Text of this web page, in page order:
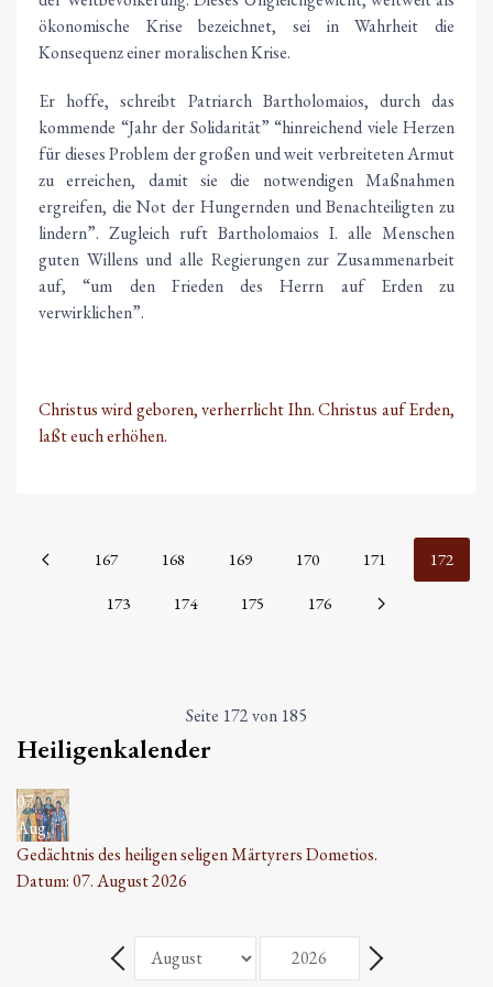
ökonomische Krise bezeichnet, sei in Wahrheit die
Konsequenz einer moralischen Krise.
Er hoffe, schreibt Patriarch Bartholomaios, durch das
kommende “Jahr der Solidarität” “hinreichend viele Herzen
für dieses Problem der großen und weit verbreiteten Armut
zu erreichen, damit sie die notwendigen Maßnahmen
ergreifen, die Not der Hungernden und Benachteiligten zu
lindern”. Zugleich ruft Bartholomaios I. alle Menschen
guten Willens und alle Regierungen zur Zusammenarbeit
auf, “um den Frieden des Herrn auf Erden zu
verwirklichen”.
Christus wird geboren, verherrlicht Ihn. Christus auf Erden,
laßt euch erhöhen.
167 168 169 170 171 172
173 174 175 176
Seite 172 von 185
Heiligenkalender
07
Aug.
Gedächtnis des heiligen seligen Märtyrers Dometios.
Datum:07. August 2026
Zurück - Monat
Monat
Weiter - Monat